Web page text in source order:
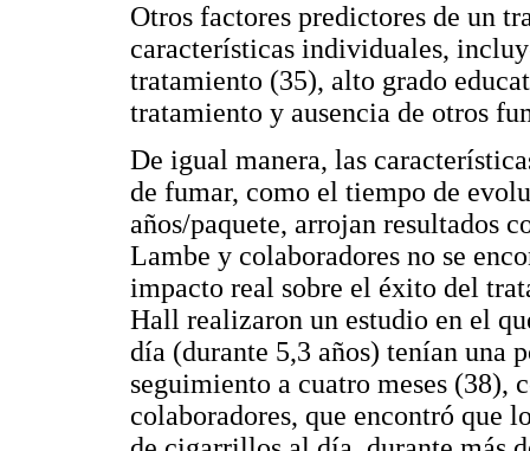
Otros factores predictores de un
características individuales,
tratamiento (35), alto grado
tratamiento y ausencia de otros
De igual manera, las
de fumar, como el tiempo de
años/paquete, arrojan resultados
Lambe y colaboradores no se
impacto real sobre el éxito del
Hall realizaron un estudio en el
día (durante 5,3 años) tenían una
seguimiento a cuatro meses (38),
colaboradores, que encontró que